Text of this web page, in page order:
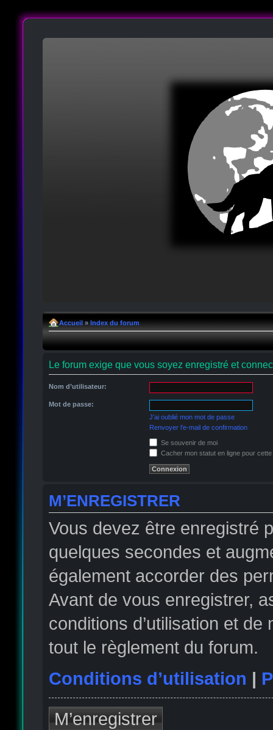
Accueil » Index du forum
Le forum exige que vous soyez enregistré et
Nom d’utilisateur:
Mot de passe:
J’ai oublié mon mot de passe
Renvoyer l’e-mail de confirmation
Se souvenir de moi
Cacher mon statut en ligne pour
M’ENREGISTRER
Vous devez être enregistré
quelques secondes et
également accorder des
Avant de vous enregistrer,
conditions d’utilisation et
tout le règlement du forum.
Conditions d’utilisation |
M’enregistrer